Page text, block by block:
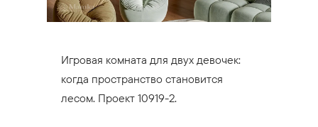
Игровая комната для двух девочек:
когда пространство становится
лесом. Проект 10919-2.